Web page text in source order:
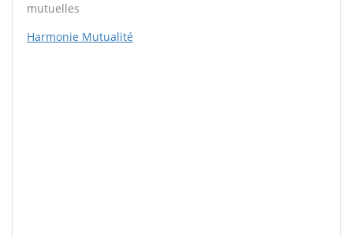
mutuelles
Harmonie Mutualité